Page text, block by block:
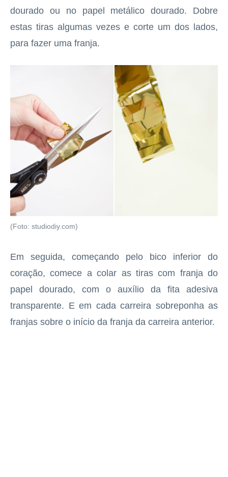
dourado ou no papel metálico dourado. Dobre
estas tiras algumas vezes e corte um dos lados,
para fazer uma franja.
(Foto: studiodiy.com)
Em seguida, começando pelo bico inferior do
coração, comece a colar as tiras com franja do
papel dourado, com o auxílio da fita adesiva
transparente. E em cada carreira sobreponha as
franjas sobre o início da franja da carreira anterior.